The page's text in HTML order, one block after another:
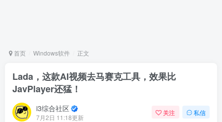
首页 Windows软件 正文
Lada，这款AI视频去马赛克工具，效果比
JavPlayer还猛！
i3综合社区
7月2日 11:18更新
关注 私信